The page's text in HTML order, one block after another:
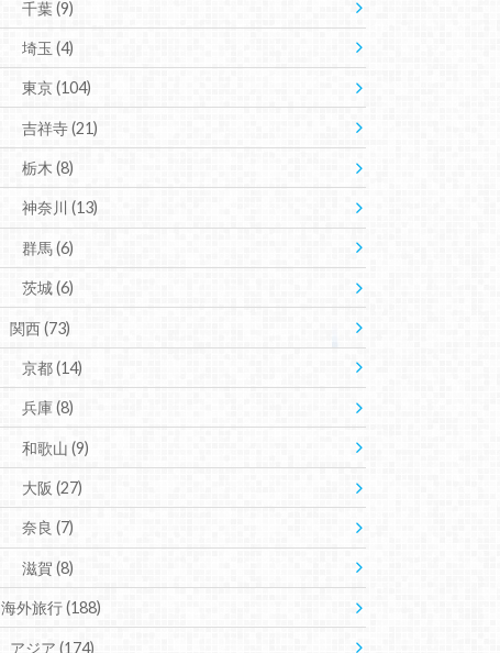
千葉(9)
埼玉(4)
東京(104)
吉祥寺(21)
栃木(8)
神奈川(13)
群馬(6)
茨城(6)
関西(73)
京都(14)
兵庫(8)
和歌山(9)
大阪(27)
奈良(7)
滋賀(8)
海外旅行(188)
アジア (174)